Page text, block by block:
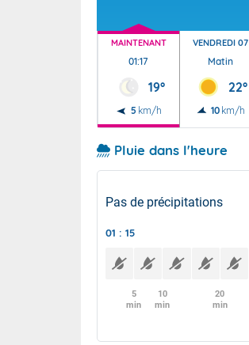
MAINTENANT
01:17
19°
5 km/h
VENDREDI 07
Matin
22°
10 km/h
Pluie dans l'heure
Pas de précipitations
01 : 15
5
min
10
min
20
min